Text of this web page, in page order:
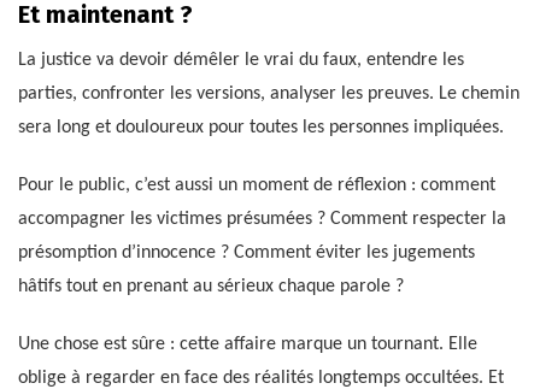
Et maintenant ?
La justice va devoir démêler le vrai du faux, entendre les
parties, confronter les versions, analyser les preuves. Le chemin
sera long et douloureux pour toutes les personnes impliquées.
Pour le public, c’est aussi un moment de réflexion : comment
accompagner les victimes présumées ? Comment respecter la
présomption d’innocence ? Comment éviter les jugements
hâtifs tout en prenant au sérieux chaque parole ?
Une chose est sûre : cette affaire marque un tournant. Elle
oblige à regarder en face des réalités longtemps occultées. Et